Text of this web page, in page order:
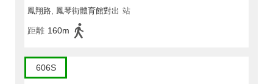
鳳翔路, 鳳琴街體育館對出 站
距離 160m
606S